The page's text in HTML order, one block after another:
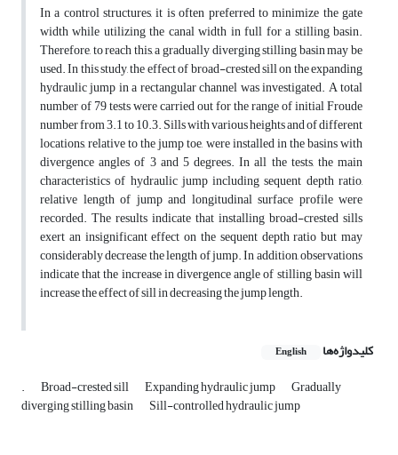
In a control structures, it is often preferred to minimize the gate
width while utilizing the canal width in full for a stilling basin.
Therefore, to reach this, a gradually diverging stilling basin may be
used. In this study, the effect of broad-crested sill on the expanding
hydraulic jump in a rectangular channel was investigated. A total
number of 79 tests were carried out for the range of initial Froude
number from 3.1 to 10.3. Sills with various heights and of different
locations, relative to the jump toe, were installed in the basins with
divergence angles of 3 and 5 degrees. In all the tests, the main
characteristics of hydraulic jump including sequent depth ratio,
relative length of jump and longitudinal surface profile were
recorded. The results indicate that installing broad-crested sills
exert an insignificant effect on the sequent depth ratio but may
considerably decrease the length of jump. In addition, observations
indicate that the increase in divergence angle of stilling basin will
increase the effect of sill in decreasing the jump length.
کلیدواژه‌ها English
. Broad-crested sill Expanding hydraulic jump Gradually
diverging stilling basin Sill-controlled hydraulic jump